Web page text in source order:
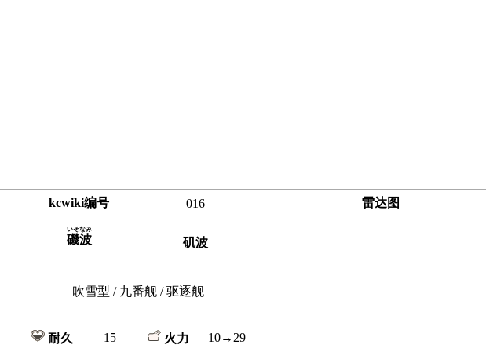
kcwiki编号 016 雷达图
磯波
いそなみ
矶波
吹雪型 / 九番舰 / 驱逐舰
耐久 15 火力 10→29